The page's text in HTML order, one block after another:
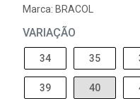
Marca: BRACOL
VARIAÇÃO
34 35
39 40